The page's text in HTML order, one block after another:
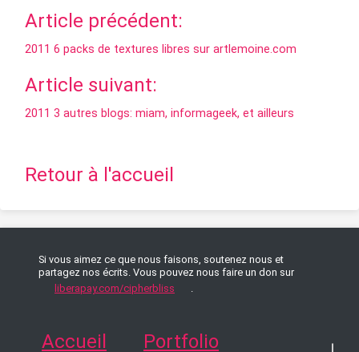
Article précédent:
2011 6 packs de textures libres sur artlemoine.com
Article suivant:
2011 3 autres blogs: miam, informageek, et ailleurs
Retour à l'accueil
Si vous aimez ce que nous faisons, soutenez nous et
partagez nos écrits. Vous pouvez nous faire un don sur
liberapay.com/cipherbliss
.
Accueil
Portfolio